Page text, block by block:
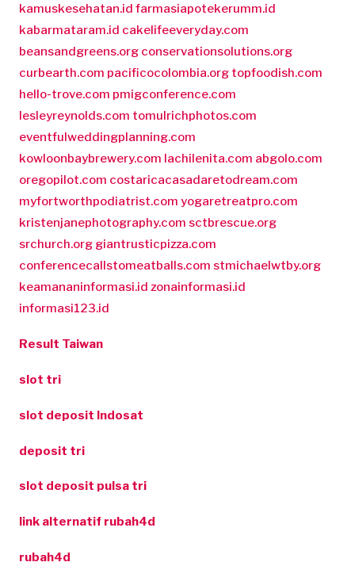
kamuskesehatan.id farmasiapotekerumm.id
kabarmataram.id cakelifeeveryday.com
beansandgreens.org conservationsolutions.org
curbearth.com pacificocolombia.org topfoodish.com
hello-trove.com pmigconference.com
lesleyreynolds.com tomulrichphotos.com
eventfulweddingplanning.com
kowloonbaybrewery.com lachilenita.com abgolo.com
oregopilot.com costaricacasadaretodream.com
myfortworthpodiatrist.com yogaretreatpro.com
kristenjanephotography.com sctbrescue.org
srchurch.org giantrusticpizza.com
conferencecallstomeatballs.com stmichaelwtby.org
keamananinformasi.id zonainformasi.id
informasi123.id
Result Taiwan
slot tri
slot deposit Indosat
deposit tri
slot deposit pulsa tri
link alternatif rubah4d
rubah4d